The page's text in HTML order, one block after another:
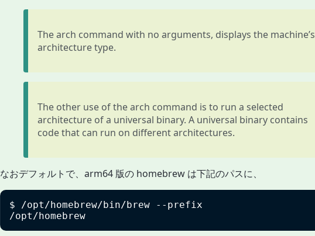
The arch command with no arguments, displays the machine’s
architecture type.
The other use of the arch command is to run a selected
architecture of a universal binary. A universal binary contains
code that can run on different architectures.
なおデフォルトで、arm64 版の homebrew は下記のパスに、
$ /opt/homebrew/bin/brew --prefix
/opt/homebrew